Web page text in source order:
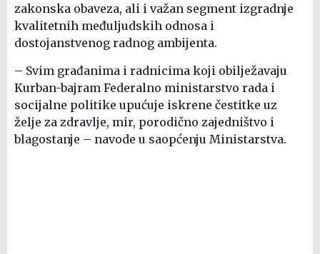
zakonska obaveza, ali i važan segment izgradnje
kvalitetnih međuljudskih odnosa i
dostojanstvenog radnog ambijenta.
– Svim građanima i radnicima koji obilježavaju
Kurban-bajram Federalno ministarstvo rada i
socijalne politike upućuje iskrene čestitke uz
želje za zdravlje, mir, porodično zajedništvo i
blagostanje – navode u saopćenju Ministarstva.